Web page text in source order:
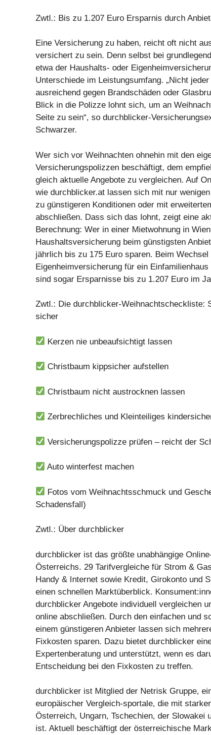
Zwtl.: Bis zu 1.207 Euro Ersparnis durch
Eine Versicherung zu haben, reicht oft nicht
versichert zu sein. Denn selbst bei
etwa der Haushalts- oder
Unterschiede im Leistungsumfang. „Nicht
ausreichend gegen Brandschäden oder
Blick in die Polizze lohnt sich, um an
Seite zu sein“, so durchblicker-
Schwarzer.
Wer sich vor Weihnachten ohnehin mit den
Versicherungspolizzen beschäftigt, dem
gleich aktuelle Angebote zu vergleichen. Auf
wie durchblicker.at lassen sich mit nur
zu günstigeren Konditionen oder mit
abschließen. Dass sich das lohnt, zeigt eine
Berechnung: Wer in einer Mietwohnung in
Haushaltsversicherung beim günstigsten
jährlich bis zu 175 Euro sparen. Beim
Eigenheimversicherung für ein
sind sogar Ersparnisse bis zu 1.207 Euro im
Zwtl.: Die durchblicker-Weihnachtscheckliste:
sicher
Kerzen nie unbeaufsichtigt lassen
Christbaum kippsicher aufstellen
Christbaum nicht austrocknen lassen
Zerbrechliches und Kleinteiliges
Versicherungspolizze prüfen – reicht der
Auto winterfest machen
Fotos vom Weihnachtsschmuck und
Schadensfall)
Zwtl.: Über durchblicker
durchblicker ist das größte unabhängige
Österreichs. 29 Tarifvergleiche für Strom &
Handy & Internet sowie Kredit, Girokonto und
einen schnellen Marktüberblick.
durchblicker Angebote individuell vergleichen
online abschließen. Durch den einfachen und
einem günstigeren Anbieter lassen sich
Fixkosten sparen. Dazu bietet durchblicker
Expertenberatung und unterstützt, wenn es
Entscheidung bei den Fixkosten zu treffen.
durchblicker ist Mitglied der Netrisk Gruppe,
europäischer Vergleich-sportale, die mit
Österreich, Ungarn, Tschechien, der Slowakei
ist. Aktuell beschäftigt der österreichische